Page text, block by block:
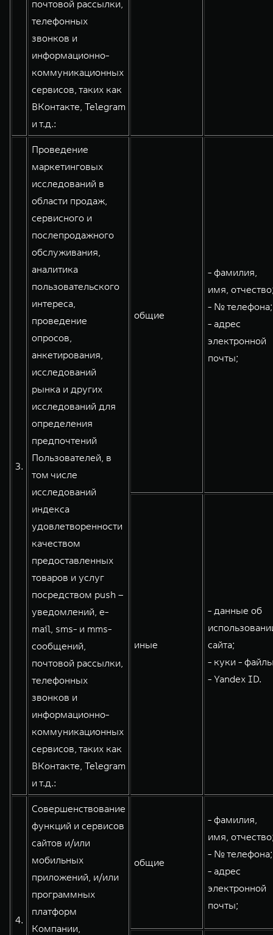
почтовой рассылки,
телефонных
звонков и
информационно-
коммуникационных
сервисов, таких как
ВКонтакте, Telegram
и т.д.:
3.
Проведение
маркетинговых
исследований в
области продаж,
сервисного и
послепродажного
обслуживания,
аналитика
пользовательского
интереса,
проведение
опросов,
анкетирования,
исследований
рынка и других
исследований для
определения
предпочтений
Пользователей, в
том числе
исследований
индекса
удовлетворенности
качеством
предоставленных
товаров и услуг
посредством push –
уведомлений, e-
mail, sms- и mms-
сообщений,
почтовой рассылки,
телефонных
звонков и
информационно-
коммуникационных
сервисов, таких как
ВКонтакте, Telegram
и т.д.:
общие
- фамилия,
имя,
- № телефона;
- адрес
электронной
почты;
иные
- данные об
сайта;
- куки -
- Yandex ID.
4.
Совершенствование
функций и сервисов
сайтов и/или
мобильных
приложений, и/или
программных
платформ
Компании,
общие
- фамилия,
имя,
- № телефона;
- адрес
электронной
почты;